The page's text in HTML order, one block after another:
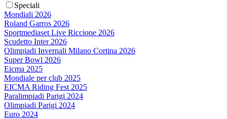
Speciali
Mondiali 2026
Roland Garros 2026
Sportmediaset Live Riccione 2026
Scudetto Inter 2026
Olimpiadi Invernali Milano Cortina 2026
Super Bowl 2026
Eicma 2025
Mondiale per club 2025
EICMA Riding Fest 2025
Paralimpiadi Parigi 2024
Olimpiadi Parigi 2024
Euro 2024